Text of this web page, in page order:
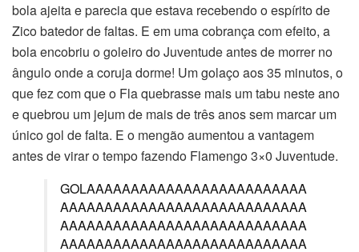
bola ajeita e parecia que estava recebendo o espírito de
Zico batedor de faltas. E em uma cobrança com efeito, a
bola encobriu o goleiro do Juventude antes de morrer no
ângulo onde a coruja dorme! Um golaço aos 35 minutos, o
que fez com que o Fla quebrasse mais um tabu neste ano
e quebrou um jejum de mais de três anos sem marcar um
único gol de falta. E o mengão aumentou a vantagem
antes de virar o tempo fazendo Flamengo 3×0 Juventude.
GOLAAAAAAAAAAAAAAAAAAAAAAAAA
AAAAAAAAAAAAAAAAAAAAAAAAAAAA
AAAAAAAAAAAAAAAAAAAAAAAAAAAA
AAAAAAAAAAAAAAAAAAAAAAAAAAAA